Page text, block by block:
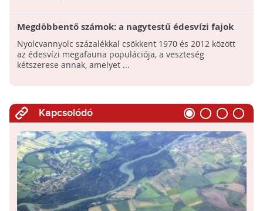
Megdöbbentő számok: a nagytestű édesvízi fajok
88 százaléka eltűnt az elmúlt 50 év alatt!
Nyolcvannyolc százalékkal csökkent 1970 és 2012 között
az édesvízi megafauna populációja, a veszteség
kétszerese annak, amelyet ...
Kapcsolódó